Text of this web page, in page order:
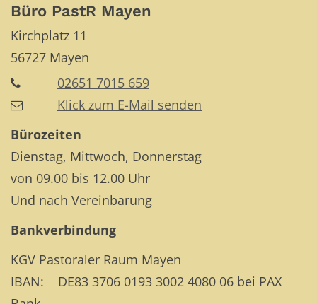
Büro PastR Mayen
Kirchplatz 11
56727 Mayen
02651 7015 659
Klick zum E-Mail senden
Bürozeiten
Dienstag, Mittwoch, Donnerstag
von 09.00 bis 12.00 Uhr
Und nach Vereinbarung
Bankverbindung
KGV Pastoraler Raum Mayen
IBAN: DE83 3706 0193 3002 4080 06 bei PAX